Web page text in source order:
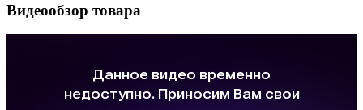
Видеообзор товара